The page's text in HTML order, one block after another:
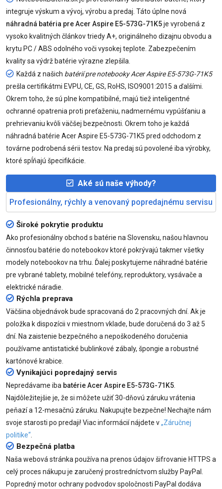
integruje výskum a vývoj, výrobu a predaj. Táto úplne nová
náhradná batéria pre Acer Aspire E5-573G-71K5je vyrobená z
vysoko kvalitných článkov triedy A+, originálneho dizajnu obvodu a
krytu PC / ABS odolného voči vysokej teplote. Zabezpečením
kvality sa výdrž batérie výrazne zlepšila.
Každá z našich batérií pre notebooky Acer Aspire E5-573G-71K5
prešla certifikátmi EVPU, CE, GS, RoHS, ISO9001:2015 a ďalšími.
Okrem toho, že sú plne kompatibilné, majú tiež inteligentné
ochranné opatrenia proti preťaženiu, nadmernému vypúšťaniu a
prehrievaniu kvôli väčšej bezpečnosti. Okrem toho je každá
náhradná batérie Acer Aspire E5-573G-71K5 pred odchodom z
továrne podrobená sérii testov. Na predaj sú povolené iba výrobky,
ktoré spĺňajú špecifikácie.
Aké sú naše výhody?
Profesionálny, rýchly a venovaný popredajnému servisu
Široké pokrytie produktu
Ako profesionálny obchod s batérie na Slovensku, našou hlavnou
činnosťou batérie do notebookov ktoré pokrývajú takmer všetky
modely notebookov na trhu. Ďalej poskytujeme náhradné batérie
pre vybrané tablety, mobilné telefóny, reproduktory, vysávače a
elektrické náradie.
Rýchla preprava
Väčšina objednávok bude spracovaná do 2 pracovných dní. Ak je
položka k dispozícii v miestnom vklade, bude doručená do 3 až 5
dní. Na zaistenie bezpečného a nepoškodeného doručenia
používame antistatické bublinkové zábaly, špongie a robustné
kartónové krabice.
Vynikajúci popredajný servis
Nepredávame iba batérie Acer Aspire E5-573G-71K5
Najdôležitejšie je, že si môžete užiť 30-dňovú záruku vrátenia
peňazí a 12-mesačnú záruku. Nakupujte bezpečne! Nechajte nám
svoje starosti po predaji! Viac informácií nájdete v„Záručnej
politike“
Bezpečná platba
Naša webová stránka používa na prenos údajov šifrovanie HTTPS a
celý proces nákupu je zaručený prostredníctvom služby PayPal.
Popredný motor ochrany podvodov spoločnosti PayPal dodáva